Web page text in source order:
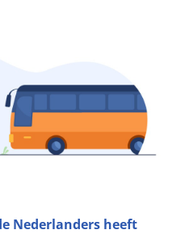
Nederlanders heeft